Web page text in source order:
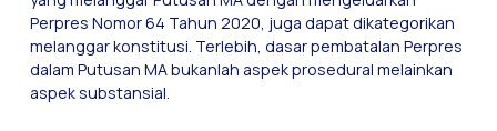
Perpres Nomor 64 Tahun 2020, juga dapat dikategorikan
melanggar konstitusi. Terlebih, dasar pembatalan Perpres
dalam Putusan MA bukanlah aspek prosedural melainkan
aspek substansial.